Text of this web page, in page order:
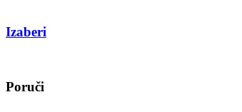
Izaberi
Poruči